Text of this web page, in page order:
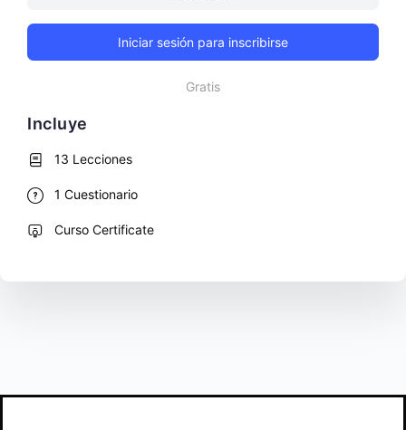
Iniciar sesión para inscribirse
Gratis
Incluye
13 Lecciones
1 Cuestionario
Curso Certificate